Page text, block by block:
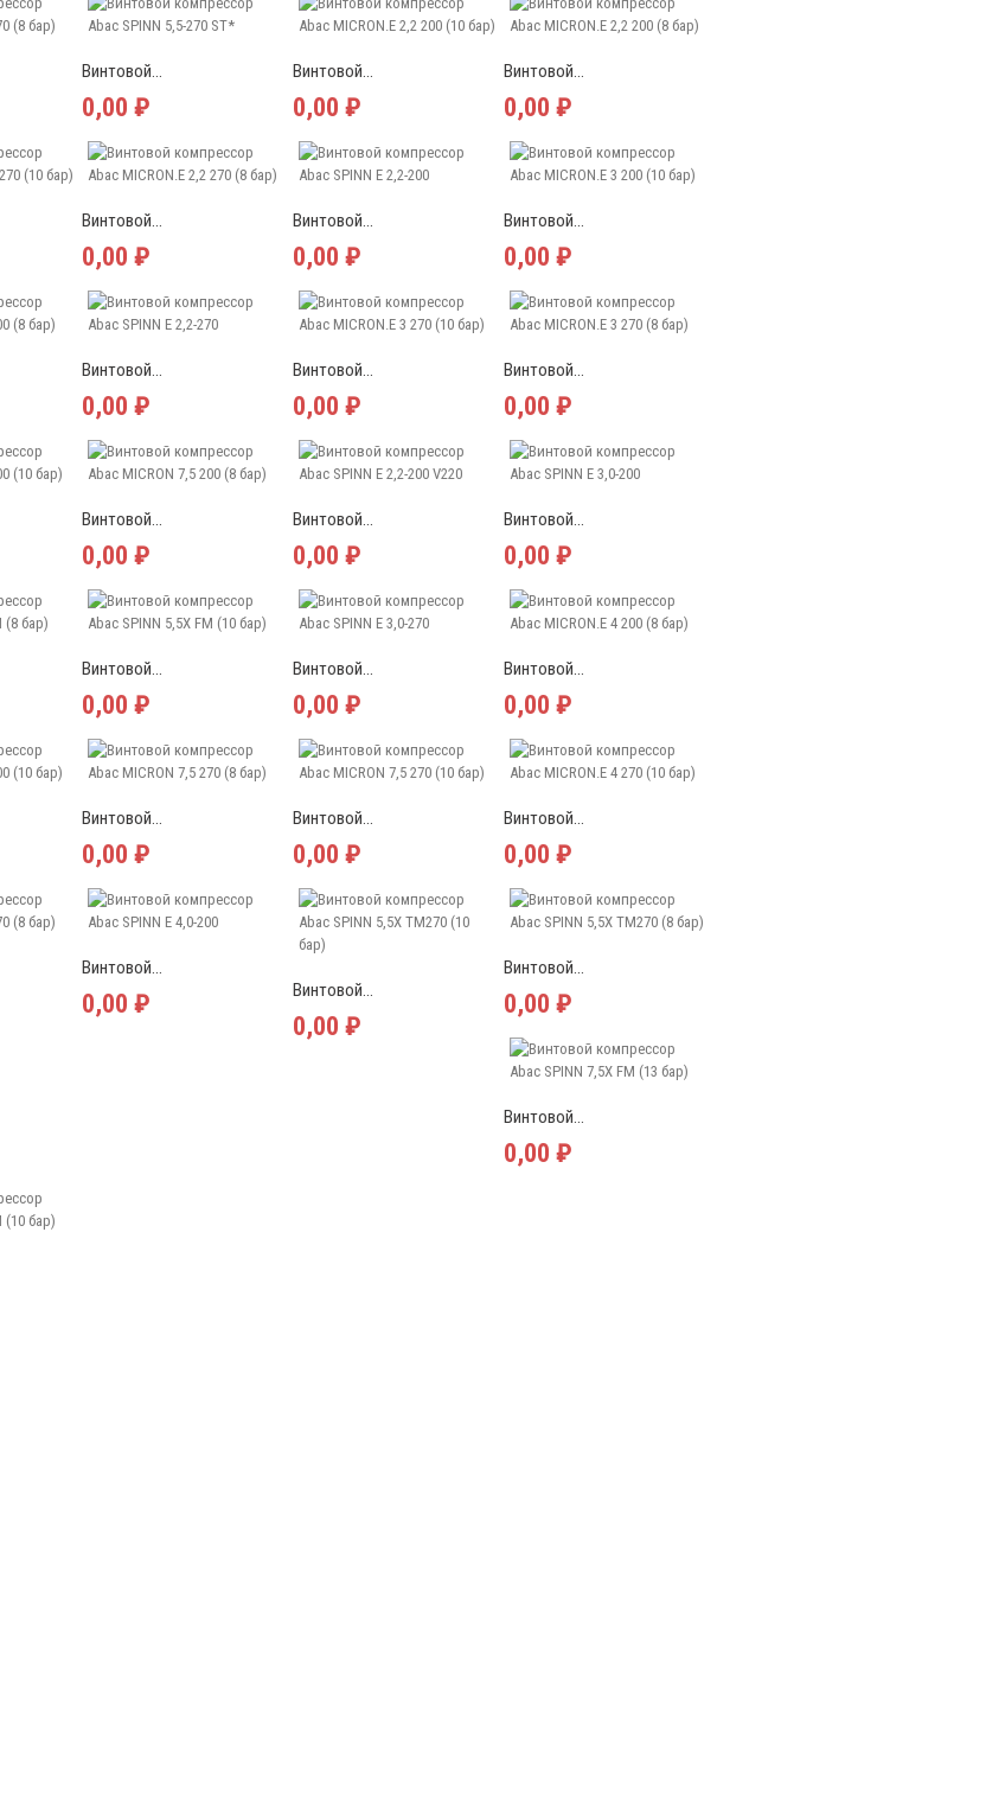
Винтовой...
0,00 ₽
Винтовой...
0,00 ₽
Винтовой...
0,00 ₽
Винтовой...
0,00 ₽
Винтовой...
0,00 ₽
Винтовой...
0,00 ₽
Винтовой...
0,00 ₽
Винтовой...
0,00 ₽
Винтовой...
0,00 ₽
Винтовой...
0,00 ₽
Винтовой...
0,00 ₽
Винтовой...
0,00 ₽
Винтовой...
0,00 ₽
Винтовой...
0,00 ₽
Винтовой...
0,00 ₽
Винтовой...
0,00 ₽
Винтовой...
0,00 ₽
Винтовой...
0,00 ₽
Винтовой...
0,00 ₽ Винтовой...
0,00 ₽
Винтовой...
0,00 ₽
Винтовой...
0,00 ₽